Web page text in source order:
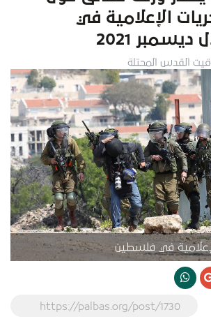
الإعلامية في
2021
في فلسطين
https://palbas.org/post/1730